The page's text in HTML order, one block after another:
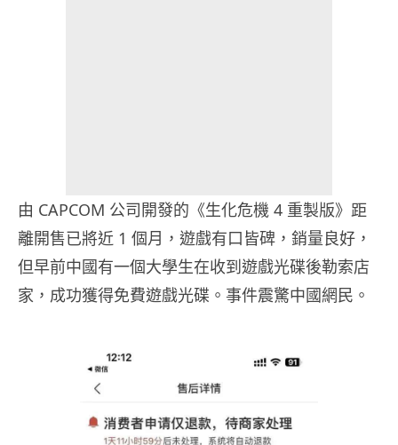
由 CAPCOM 公司開發的《生化危機 4 重製版》距
離開售已將近 1 個月，遊戲有口皆碑，銷量良好，
但早前中國有一個大學生在收到遊戲光碟後勒索店
家，成功獲得免費遊戲光碟。事件震驚中國網民。